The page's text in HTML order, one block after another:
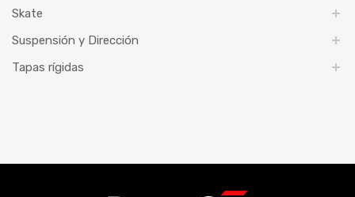
Skate
Suspensión y Dirección
Tapas rígidas